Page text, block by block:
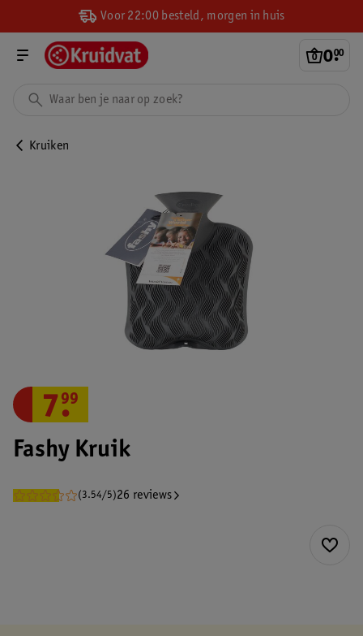
Voor 22:00 besteld, morgen in huis
0.
00
Kruiken
Fashy Kruik
(3.54/5)26 reviews
7.
99